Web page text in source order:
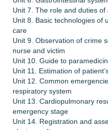
Unit 7. The role and duties
Unit 8. Basic technologies of
care
Unit 9. Observation of crime
nurse and victim
Unit 10. Guide to
Unit 11. Estimation of
Unit 12. Common
respiratory system
Unit 13. Cardiopulmonary
emergency stage
Unit 14. Registration and